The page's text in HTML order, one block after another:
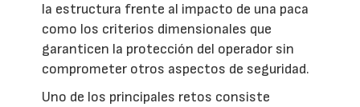
la estructura frente al impacto de una paca
como los criterios dimensionales que
garanticen la protección del operador sin
comprometer otros aspectos de seguridad.
Uno de los principales retos consiste